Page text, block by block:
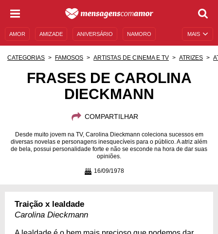
MAIS
AMOR AMIZADE ANIVERSÁRIO NAMORO
MENSAGENS E FRASES MENSAGENS DE ANIVERSÁRIO
CATEGORIAS FAMOSOS ARTISTAS DE CINEMA E TV ATRIZES
FRASES DE CAROLINA
DIECKMANN
COMPARTILHAR
Desde muito jovem na TV, Carolina Dieckmann coleciona sucessos em
diversas novelas e personagens inesquecíveis para o público. A atriz além
de bela, possui personalidade forte e não se esconde na hora de dar suas
opiniões.
16/09/1978
Traição x lealdade
Carolina Dieckmann